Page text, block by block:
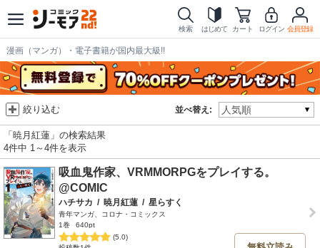
検索 はじめて カート ログイン 会員登録
漫画（マンガ）・電子書籍が国内最大級!!
並べ替え:
絞り込む
「暁月紅蓮」の検索結果
4件中 1～4件を表示
吸血鬼作家、VRMMORPGをプレイする。
@COMIC
ハチサカ / 暁月紅蓮 / 星らすく
青年マンガ、コロナ・コミックス
1巻
640pt
(5.0)